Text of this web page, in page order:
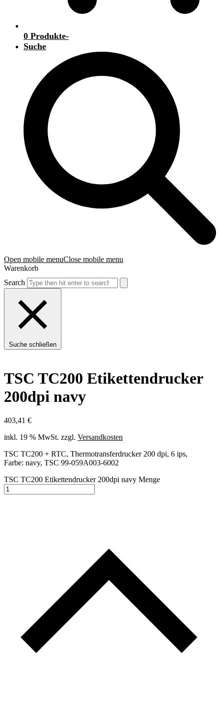
0 Produkte-
Suche
Open mobile menuClose mobile menu
Warenkorb
Search
Suche schließen
TSC TC200 Etikettendrucker
200dpi navy
403,41 €
inkl. 19 % MwSt. zzgl. Versandkosten
TSC TC200 + RTC, Thermotransferdrucker 200 dpi, 6 ips,
Farbe: navy, TSC 99-059A003-6002
TSC TC200 Etikettendrucker 200dpi navy Menge